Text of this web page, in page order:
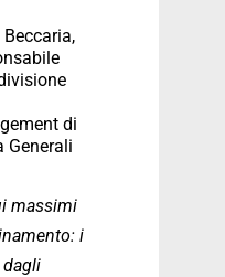
di
Generali
massimi
i